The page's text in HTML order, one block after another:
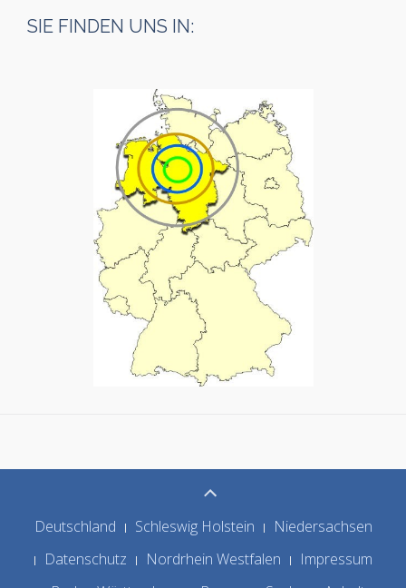
SIE FINDEN UNS IN:
Deutschland Schleswig Holstein
Niedersachsen
Datenschutz
Nordrhein Westfalen
Impressum